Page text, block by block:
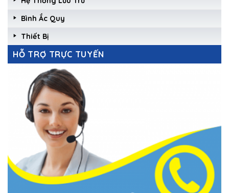
Bình Ắc Quy
Thiết Bị
HỖ TRỢ TRỰC TUYẾN